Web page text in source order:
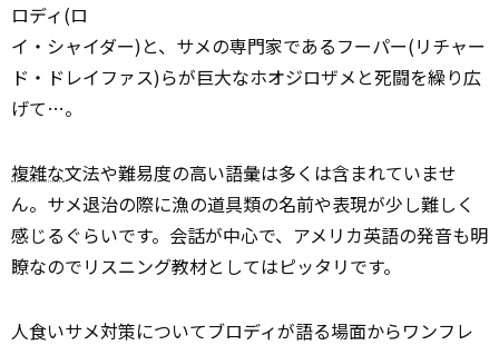
ロディ(ロ
イ・シャイダー)と、サメの専門家であるフーパー(リチャー
ド・ドレイファス)らが巨大なホオジロザメと死闘を繰り広
げて…。
複雑な文法や難易度の高い語彙は多くは含まれていませ
ん。サメ退治の際に漁の道具類の名前や表現が少し難しく
感じるぐらいです。会話が中心で、アメリカ英語の発音も明
瞭なのでリスニング教材としてはピッタリです。
人食いサメ対策についてブロディが語る場面からワンフレ